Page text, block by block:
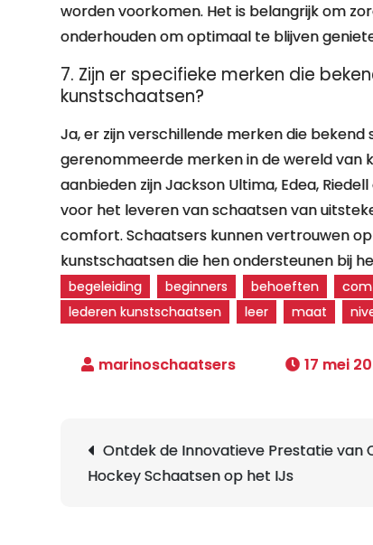
worden voorkomen. Het is belangrijk om
onderhouden om optimaal te blijven
7. Zijn er specifieke merken die
kunstschaatsen?
Ja, er zijn verschillende merken die
gerenommeerde merken in de wereld van
aanbieden zijn Jackson Ultima, Edea,
voor het leveren van schaatsen van
comfort. Schaatsers kunnen vertrouwen
kunstschaatsen die hen ondersteunen bij
begeleiding beginners behoeften
lederen kunstschaatsen
leer maat
17 mei
Berichtnavigatie
Ontdek de Innovatieve Prestatie van
Hockey Schaatsen op het IJs